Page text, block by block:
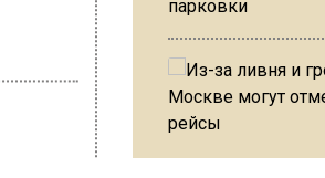
парковки